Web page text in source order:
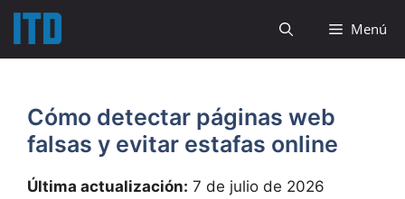
Saltar
contenido
Menú
Cómo detectar páginas web
falsas y evitar estafas online
Última actualización: 7 de julio de 2026